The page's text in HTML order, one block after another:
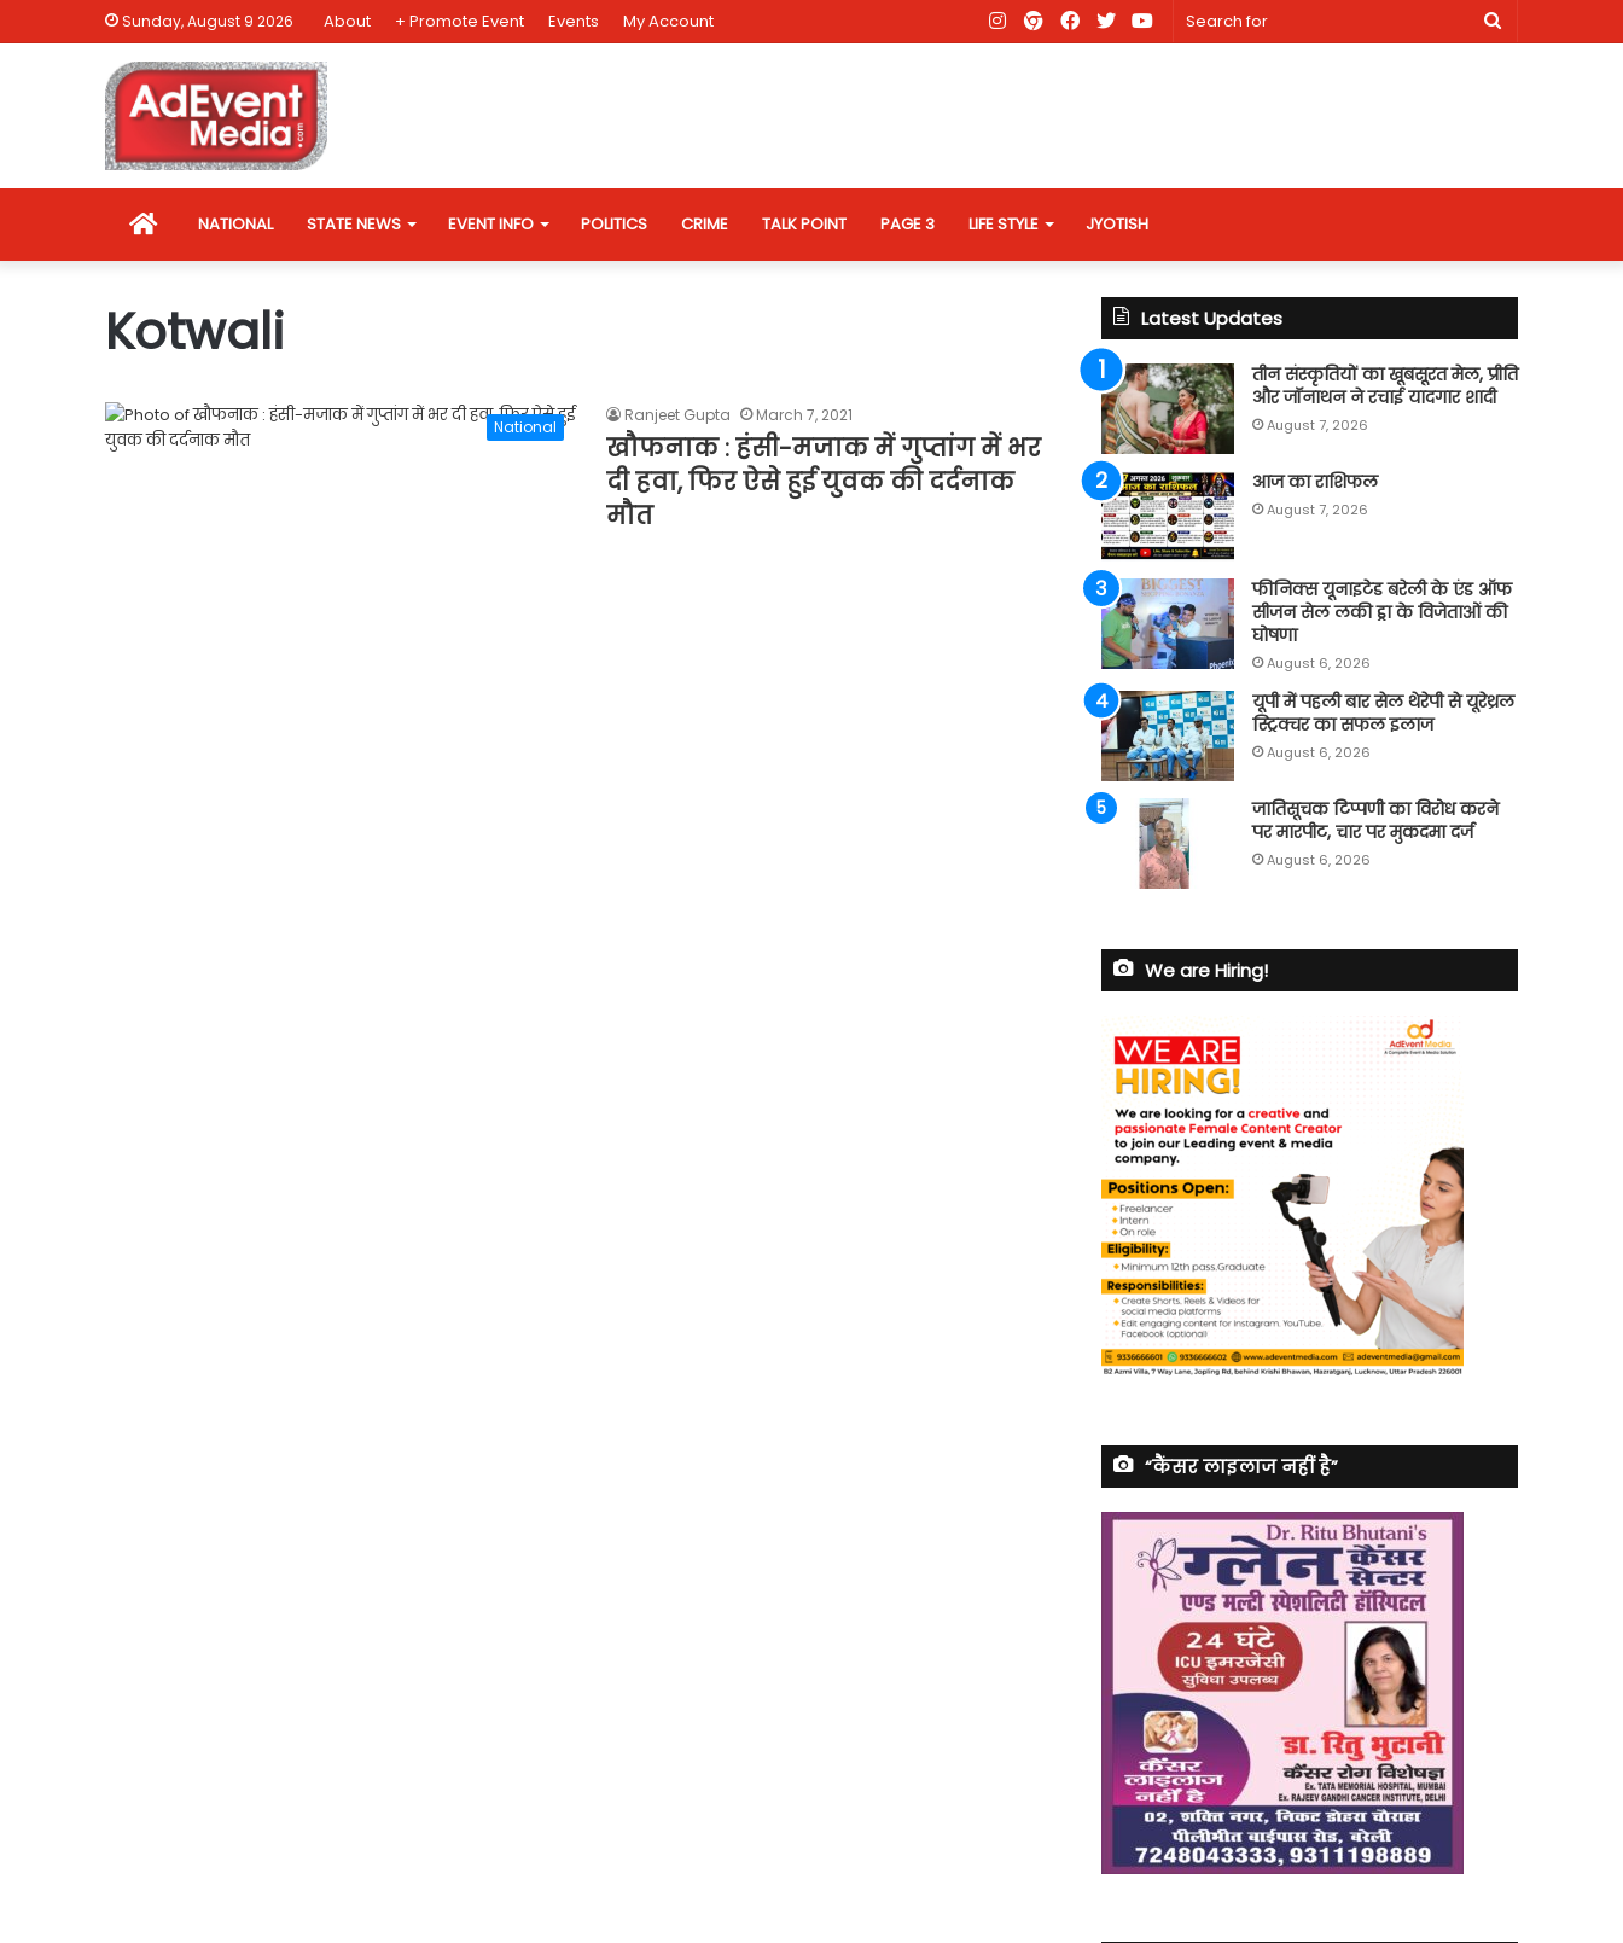
Sunday, August 9 2026 About + Promote Event Events My Account
Search
Youtube
X
Facebook
AD
Instagram
HOMENATIONAL STATE NEWS EVENT INFO POLITICS CRIME TALK POINT PAGE 3 LIFE STYLE JYOTISH
Kotwali
National
Ranjeet Gupta March 7, 2021
खौफनाक : हंसी-मजाक में गुप्तांग में भर
दी हवा, फिर ऐसे हुई युवक की दर्दनाक
मौत
Latest Updates
तीन संस्कृतियों का खूबसूरत मेल, प्रीति
और जॉनाथन ने रचाई यादगार शादी
August 7, 2026
आज का राशिफल
August 7, 2026
फीनिक्स यूनाइटेड बरेली के एंड ऑफ
सीजन सेल लकी ड्रा के विजेताओं की
घोषणा
August 6, 2026
यूपी में पहली बार सेल थेरेपी से यूरेथ्रल
स्ट्रिक्चर का सफल इलाज
August 6, 2026
जातिसूचक टिप्पणी का विरोध करने
पर मारपीट, चार पर मुकदमा दर्ज
August 6, 2026
We are Hiring!
“कैंसर लाइलाज नहीं है”